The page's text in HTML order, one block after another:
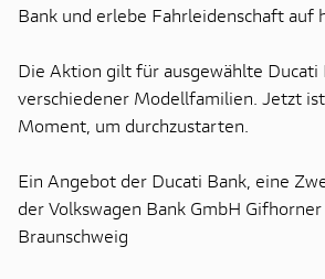
Bank und erlebe Fahrleidenschaft auf
Die Aktion gilt für ausgewählte Ducati
verschiedener Modellfamilien. Jetzt
Moment, um durchzustarten.
Ein Angebot der Ducati Bank, eine
der Volkswagen Bank GmbH Gifhorner
Braunschweig